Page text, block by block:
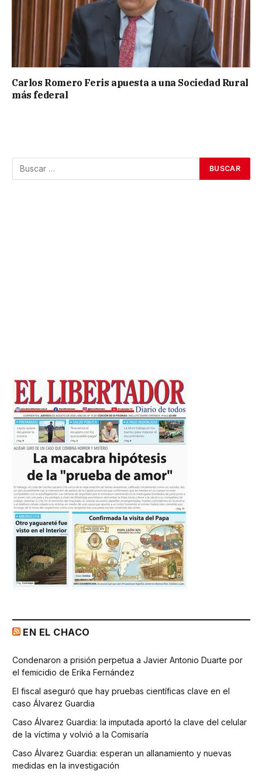
Carlos Romero Feris apuesta a una Sociedad Rural
más federal
EN EL CHACO
Condenaron a prisión perpetua a Javier Antonio Duarte por
el femicidio de Erika Fernández
El fiscal aseguró que hay pruebas científicas clave en el
caso Álvarez Guardia
Caso Álvarez Guardia: la imputada aportó la clave del celular
de la víctima y volvió a la Comisaría
Caso Álvarez Guardia: esperan un allanamiento y nuevas
medidas en la investigación